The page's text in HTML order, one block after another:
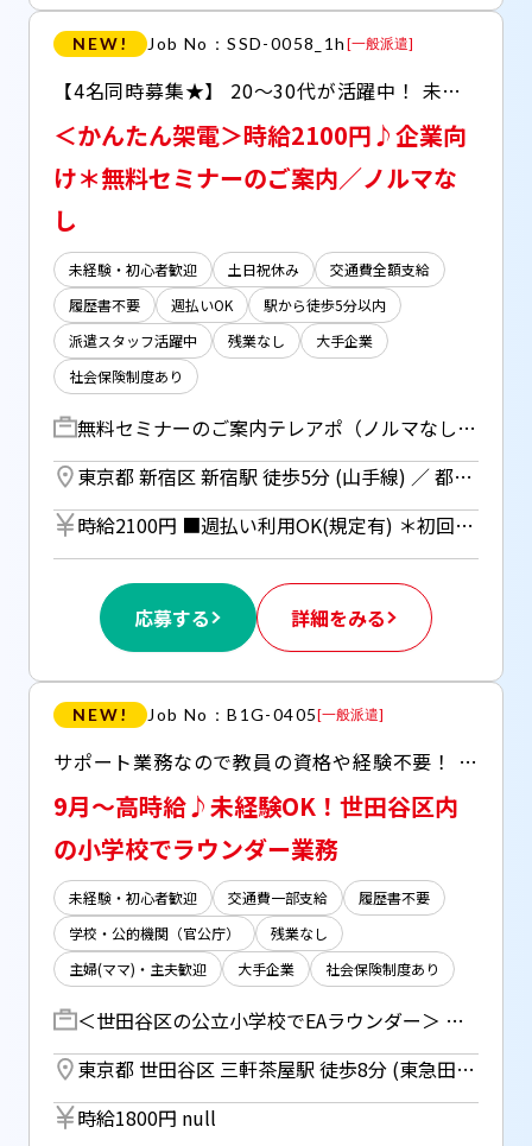
NEW! Job No：SSD-0058_1h [一般派遣]
【4名同時募集★】 20～30代が活躍中！ 未経験で始めた先輩も、 今では第一線で活躍中☆彡 ▽残業なし ▽ウォーターサーバー利用自由 ▽週払いOK(規定有) 【来社不要*WEB登録受付中】
＜かんたん架電＞時給2100円♪企業向
け＊無料セミナーのご案内／ノルマな
し
未経験・初心者歓迎 土日祝休み
交通費全額支給
履歴書不要
週払いOK
駅から徒歩5分以内
派遣スタッフ活躍中
残業なし
大手企業
社会保険制度あり
無料セミナーのご案内テレアポ（ノルマなし） ＜かんたんステップ＞ [1]リストに沿って 企業(工務店)の方に架電 [2]「企業課題解決に向けた 無料セミナーを開催します。 よろしければご参加しませんか？」 と伺っていただくだけ！ ご興味頂けたら、日時予約を＾＾ ーーーーーーーーーーーーー ▽トークスクリプトあり！ ▽ノルマ…ありません ▽スキマ時間は書類の印刷、 データ入力などの事務作業 （電話7割：事務3割）
東京都 新宿区 新宿駅 徒歩5分 (山手線) ／ 都庁前駅 徒歩5分 (都営大江戸線) ／ 西武新宿駅 徒歩10分 (西武新宿線)
時給2100円 ■週払い利用OK(規定有) ＊初回2ヵ月間のみ適用、 3ヵ月目以降は月払い制。 利用についてはご本人様から お仕事紹介時に申請があった場合のみ。
応募する 詳細をみる
NEW! Job No：B1G-0405[一般派遣]
サポート業務なので教員の資格や経験不要！ 子育て経験や様々なお仕事の経験を活かせるお仕事です 幅広い年代が活躍中！
9月～高時給♪未経験OK！世田谷区内
の小学校でラウンダー業務
未経験・初心者歓迎 交通費一部支給
履歴書不要
学校・公的機関（官公庁）
残業なし
主婦(ママ)・主夫歓迎
大手企業 社会保険制度あり
＜世田谷区の公立小学校でEAラウンダー＞ ・担当エリアを持ち、1日1～2校を目途に巡回、業務フォローを行う。 ・担当エリア内で欠員が発生した場合、補充要員（EA）として勤務する。 ・巡回先において、先生、EAとコミュニケーションを取る ・問い合わせ等があった場合、会社へ報告する。 ・HT実施の定例会（月1～2日程度）に参加する。 EAとは・・・ ●授業中の補助・準備・見守り ●提出物のチェック・丸つけ ●登下校の準備・見守り など 学年の業務全般の補助をお任せします。 ※担当学年は1年生を予定しております。
東京都 世田谷区 三軒茶屋駅 徒歩8分 (東急田園都市線、東急世田谷線) ／ 成城学園前駅 徒歩7分 (小田急小田原線) ／ 池尻大橋駅 徒歩9分 (東急田園都市線)
時給1800円 null